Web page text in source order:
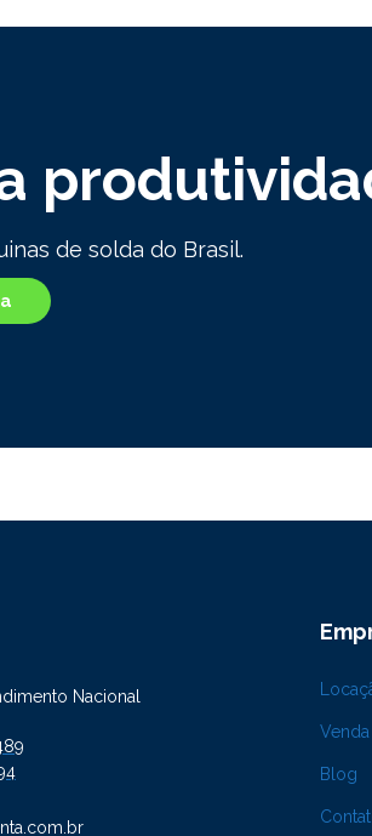
de solda do Brasil.
Nacional
Blog